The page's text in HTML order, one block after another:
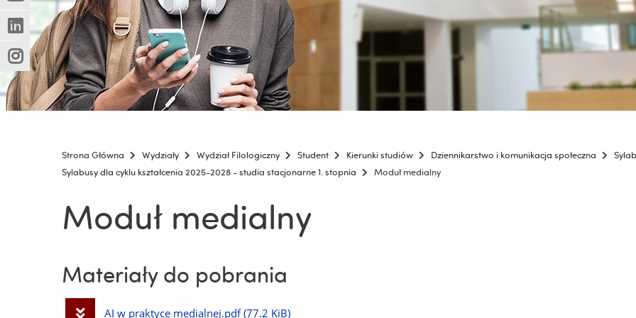
innej
strony)
okno)
do
innej
strony)
(Nowe
okno)
(Link
do
innej
strony)
(Nowe
okno)
(Link
do
innej
strony)
Strona Główna Wydziały Wydział Filologiczny Student Kierunki studiów Dziennikarstwo i komunikacja społeczna
Sylabusy dla cyklu kształcenia 2025-2028 - studia stacjonarne 1. stopnia
Moduł medialny
Moduł medialny
Materiały do pobrania
Pobierz
AI w praktyce medialnej.pdf (77.2 KiB)